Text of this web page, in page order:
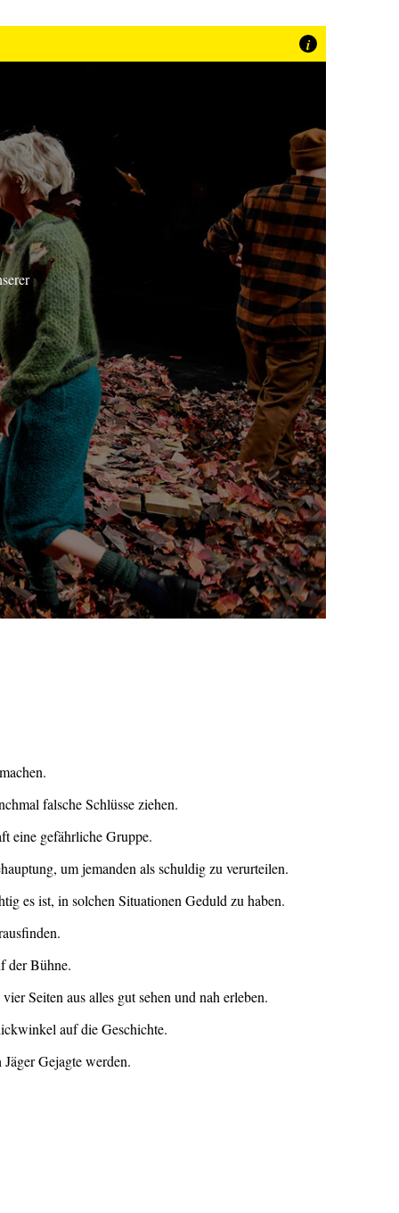
i
falsche Schlüsse ziehen.
eine gefährliche Gruppe.
um jemanden als schuldig zu verurteilen.
es ist, in solchen Situationen Geduld zu haben.
der Bühne.
Seiten aus alles gut sehen und nah erleben.
auf die Geschichte.
Gejagte werden.